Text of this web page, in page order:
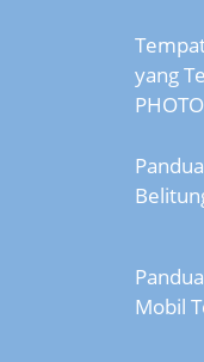
yang
Mobil